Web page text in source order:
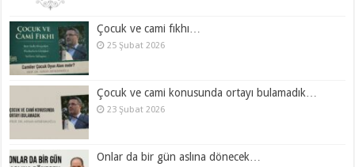
Çocuk ve cami fıkhı…
25 Şubat 2026
Çocuk ve cami konusunda ortayı bulamadık…
23 Şubat 2026
Onlar da bir gün aslına dönecek…